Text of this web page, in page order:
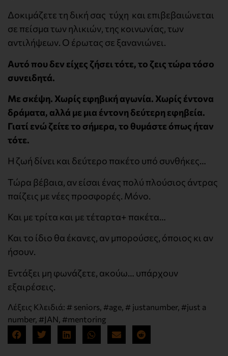
Δοκιμάζετε τη δική σας τύχη και επιβεβαιώνεται
σε πείσμα των ηλικιών, της κοινωνίας, των
αντιλήψεων. Ο έρωτας σε ξανανιώνει.
Αυτό που δεν είχες ζήσει τότε, το ζεις τώρα τόσο
συνειδητά.
Με σκέψη. Χωρίς εφηβική αγωνία. Χωρίς έντονα
δράματα, αλλά με μια έντονη δεύτερη εφηβεία.
Γιατί ενώ ζείτε το σήμερα, το θυμάστε όπως ήταν
τότε.
H ζωή δίνει και δεύτερο πακέτο υπό συνθήκες…
Τώρα βέβαια, αν είσαι ένας πολύ πλούσιος άντρας
παίζεις με νέες προσφορές. Μόνο.
Και με τρίτα και με τέταρτα+ πακέτα…
Και το ίδιο θα έκανες, αν μπορούσες, όποιος κι αν
ήσουν.
Εντάξει μη φωνάζετε, ακούω… υπάρχουν
εξαιρέσεις.
Λέξεις Κλειδιά: # seniors, #age, # justanumber, #just a
number, #JAN, #mentoring